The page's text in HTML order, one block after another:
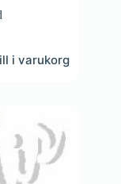
i varukorg